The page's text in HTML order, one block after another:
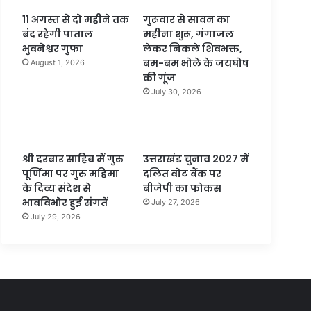
11 अगस्त से दो महीने तक
बंद रहेगी पाताल
भुवनेश्वर गुफा
August 1, 2026
गुरूवार से सावन का
महीना शुरू, गंगाजल
लेकर निकले शिवभक्त,
बम-बम भोले के जयघोष
की गूंज
July 30, 2026
श्री दरबार साहिब में गुरु
पूर्णिमा पर गुरु महिमा
के दिव्य संदेश से
भावविभोर हुई संगतें
July 29, 2026
उत्तराखंड चुनाव 2027 में
दलित वोट बैंक पर
बीजेपी का फोकस
July 27, 2026